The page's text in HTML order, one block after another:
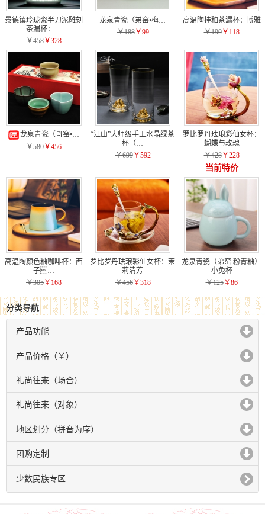
景德镇玲珑瓷半刀泥雕刻
茶漏杯：…
￥458￥328
龙泉青瓷（弟窑•梅…
￥188￥99
高温陶挂釉茶漏杯：博雅
￥190￥118
龙泉青瓷（哥窑•…
￥580￥456
“江山”大师级手工水晶绿茶
杯（…
￥699￥592
罗比罗丹珐琅彩仙女杯：
蝴蝶与玫瑰
￥428￥228
当前特价
高温陶颜色釉咖啡杯：西
子…
￥305￥168
罗比罗丹珐琅彩仙女杯：茉
莉清芳
￥456￥318
龙泉青瓷（弟窑.粉青釉）
小兔杯
￥125￥86
分类导航
产品功能
click to expand contents
产品价格（￥）
click to expand contents
礼尚往来（场合）
click to expand contents
礼尚往来（对象）
click to expand contents
地区划分（拼音为序）
click to expand contents
团购定制
click to expand contents
少数民族专区